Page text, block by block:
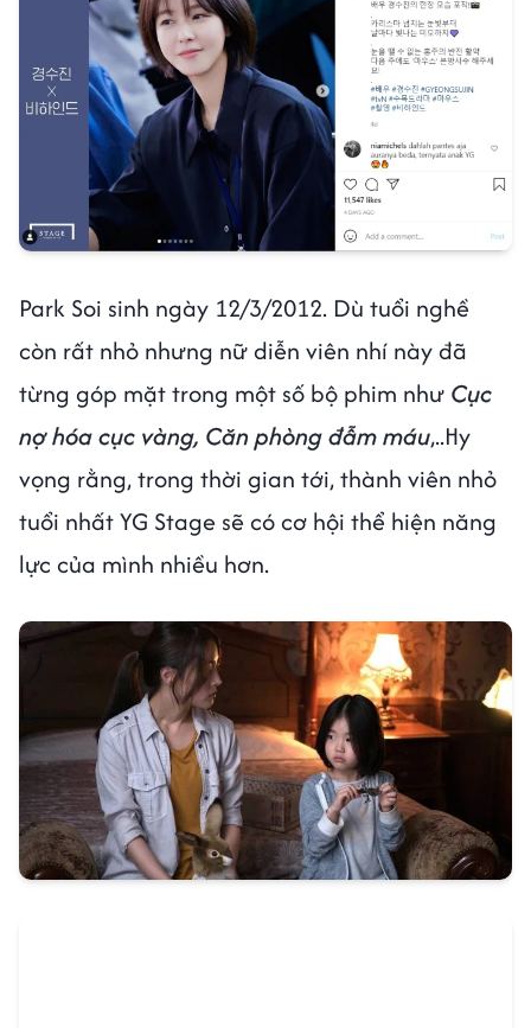
Park Soi sinh ngày 12/3/2012. Dù tuổi nghề
còn rất nhỏ nhưng nữ diễn viên nhí này đã
từng góp mặt trong một số bộ phim như Cục
nợ hóa cục vàng, Căn phòng đẫm máu,..Hy
vọng rằng, trong thời gian tới, thành viên nhỏ
tuổi nhất YG Stage sẽ có cơ hội thể hiện năng
lực của mình nhiều hơn.